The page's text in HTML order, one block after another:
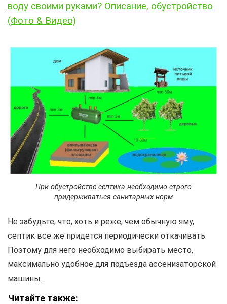
воду своими руками? Описание, обустройство
(Фото & Видео)
При обустройстве септика необходимо строго
придерживаться санитарных норм
Не забудьте, что, хоть и реже, чем обычную яму,
септик все же придется периодически откачивать.
Поэтому для него необходимо выбирать место,
максимально удобное для подъезда ассенизаторской
машины.
Читайте также: